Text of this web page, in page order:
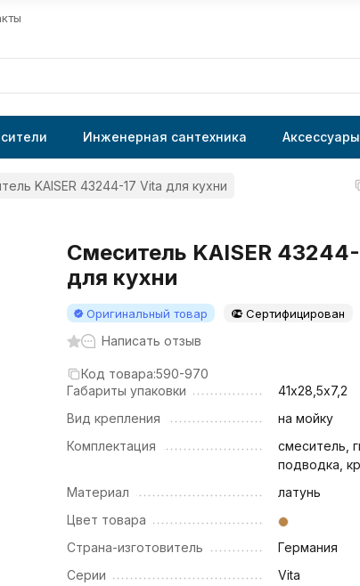
Инженерная сантехника
KAISER 43244-17 Vita для кухни
Смеситель KAISER
для кухни
Оригинальный товар Сертифицирован
Написать отзыв
Код товара:590-970
Габариты упаковки
41х28,5х7,2
Вид крепления
на мойку
Комплектация
смеситель,
подводка,
Материал
латунь
Цвет товара
Страна-изготовитель
Германия
Серии
Vita